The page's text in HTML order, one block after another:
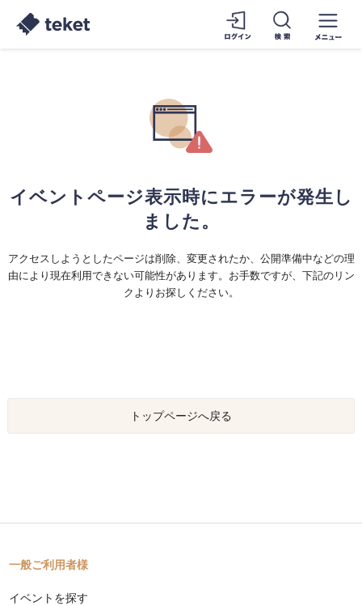
イベントページ表示時にエラーが発生し
ました。
アクセスしようとしたページは削除、変更されたか、公開準備中などの理
由により現在利用できない可能性があります。お手数ですが、下記のリン
クよりお探しください。
トップページへ戻る
一般ご利用者様
イベントを探す